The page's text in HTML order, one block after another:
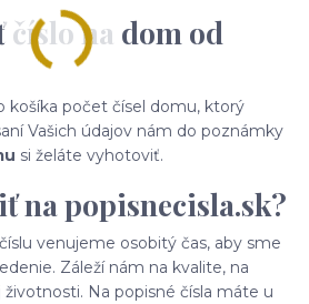
číslo na dom od
košíka počet čísel domu, ktorý
Vašich údajov nám do poznámky
si želáte vyhotoviť.
na popisnecisla.sk?
venujeme osobitý čas, aby sme
Záleží nám na kvalite, na
Na popisné čísla máte u